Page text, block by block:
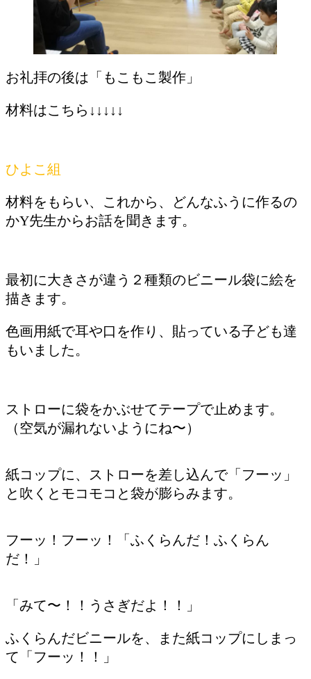
お礼拝の後は「もこもこ製作」
材料はこちら↓↓↓↓↓
ひよこ組
材料をもらい、これから、どんなふうに作るの
かY先生からお話を聞きます。
最初に大きさが違う２種類のビニール袋に絵を
描きます。
色画用紙で耳や口を作り、貼っている子ども達
もいました。
ストローに袋をかぶせてテープで止めます。
（空気が漏れないようにね〜）
紙コップに、ストローを差し込んで「フーッ」
と吹くとモコモコと袋が膨らみます。
フーッ！フーッ！「ふくらんだ！ふくらん
だ！」
「みて〜！！うさぎだよ！！」
ふくらんだビニールを、また紙コップにしまっ
て「フーッ！！」